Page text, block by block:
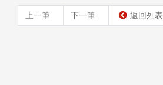
上一筆 下一筆 返回列表